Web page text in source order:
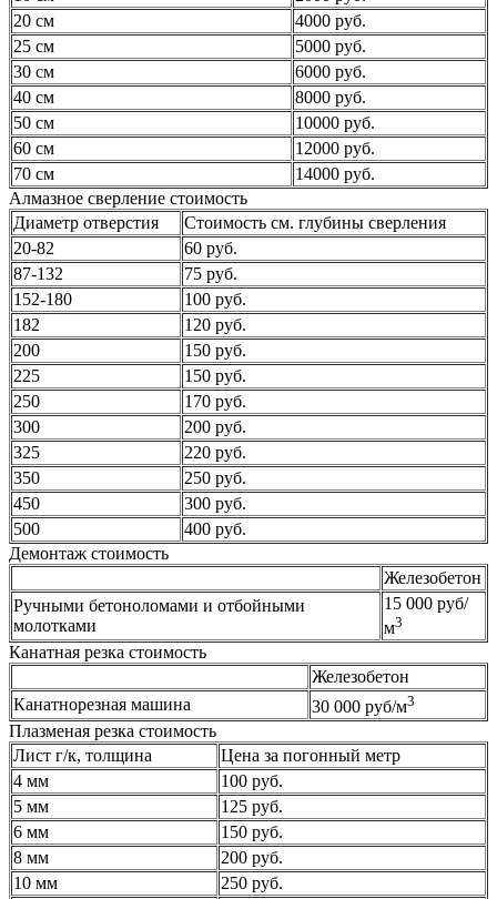
20 см
4000 руб.
25 см
5000 руб.
30 см
6000 руб.
40 см
8000 руб.
50 см
10000 руб.
60 см
12000 руб.
70 см
14000 руб.
Алмазное сверление стоимость
Диаметр отверстия
Стоимость см. глубины сверления
20-82
60 руб.
87-132
75 руб.
152-180
100 руб.
182
120 руб.
200
150 руб.
225
150 руб.
250
170 руб.
300
200 руб.
325
220 руб.
350
250 руб.
450
300 руб.
500
400 руб.
Демонтаж стоимость
Железобетон
Ручными бетоноломами и отбойными
молотками
15 000 руб/
м3
Канатная резка стоимость
Железобетон
Канатнорезная машина
30 000 руб/м3
Плазменая резка стоимость
Лист г/к, толщина
Цена за погонный метр
4 мм
100 руб.
5 мм
125 руб.
6 мм
150 руб.
8 мм
200 руб.
10 мм
250 руб.